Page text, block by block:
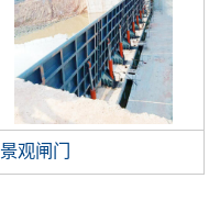
景观闸门